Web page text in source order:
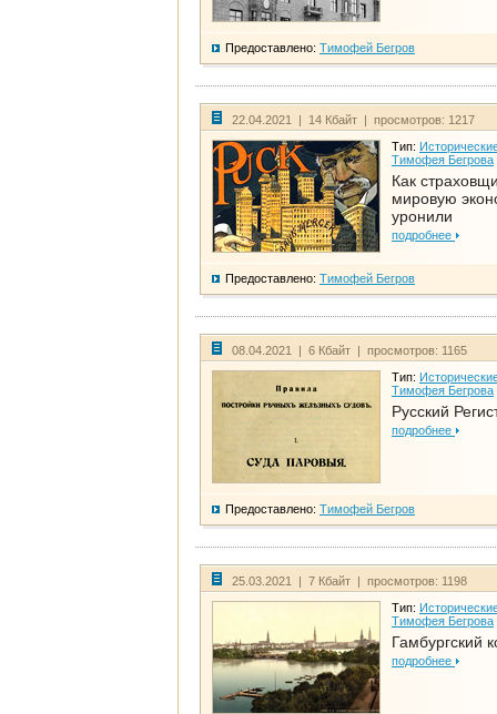
Предоставлено: Тимофей Бегров
22.04.2021 | 14 Кбайт | просмотров: 1217
Тип:
Тимофея Бегрова
Как
мировую
уронили
подробнее
Предоставлено: Тимофей Бегров
08.04.2021 | 6 Кбайт | просмотров: 1165
Тип:
Тимофея Бегрова
Русский
подробнее
Предоставлено: Тимофей Бегров
25.03.2021 | 7 Кбайт | просмотров: 1198
Тип:
Тимофея Бегрова
Гамбургский
подробнее